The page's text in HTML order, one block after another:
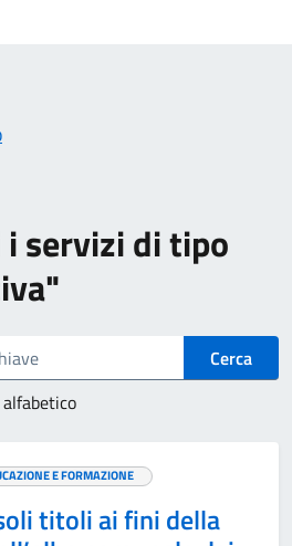
servizi di tipo
Cerca
E FORMAZIONE
titoli ai fini della